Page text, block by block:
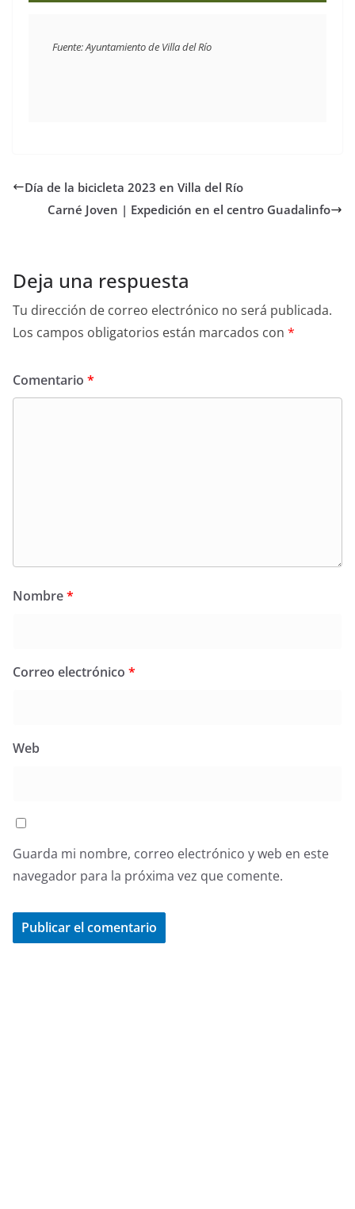
Fuente: Ayuntamiento de Villa del Río
Día de la bicicleta 2023 en Villa del Río
Carné Joven | Expedición en el centro Guadalinfo
Deja una respuesta
Tu dirección de correo electrónico no será publicada.
Los campos obligatorios están marcados con *
Comentario *
Nombre*
Correo electrónico *
Web
Guarda mi nombre, correo electrónico y web en este
navegador para la próxima vez que comente.